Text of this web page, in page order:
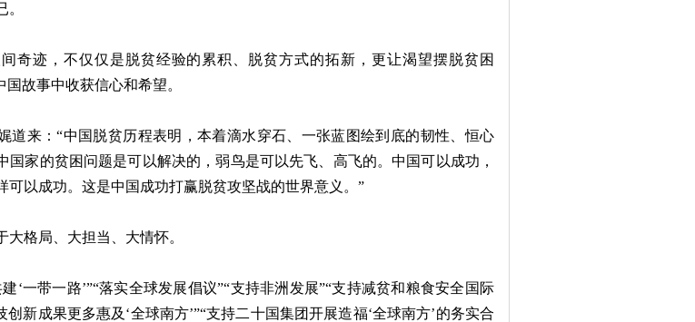
迹，不仅仅是脱贫经验的累积、脱贫方式的拓新，更让渴望摆脱贫困
国故事中收获信心和希望。
来：“中国脱贫历程表明，本着滴水穿石、一张蓝图绘到底的韧性、恒心
国家的贫困问题是可以解决的，弱鸟是可以先飞、高飞的。中国可以成功，
可以成功。这是中国成功打赢脱贫攻坚战的世界意义。”
格局、大担当、大情怀。
一带一路’”“落实全球发展倡议”“支持非洲发展”“支持减贫和粮食安全国际
创新成果更多惠及‘全球南方’”“支持二十国集团开展造福‘全球南方’的务实合